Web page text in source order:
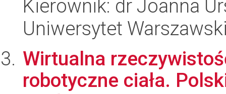
Kierownik: dr Joanna
Uniwersytet
Wirtualna
robotyczne ciała.